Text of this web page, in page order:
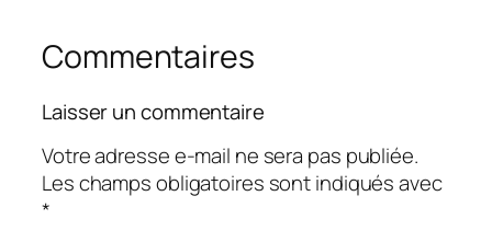
Commentaires
Laisser un commentaire
Votre adresse e-mail ne sera pas publiée.
Les champs obligatoires sont indiqués avec
*